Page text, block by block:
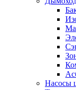
Насосы